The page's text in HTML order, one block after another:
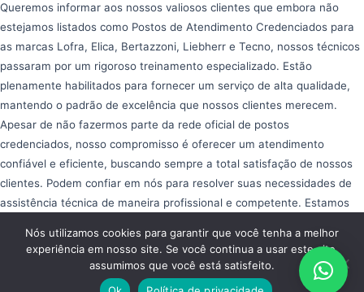
Queremos informar aos nossos valiosos clientes que embora não
estejamos listados como Postos de Atendimento Credenciados para
as marcas Lofra, Elica, Bertazzoni, Liebherr e Tecno, nossos técnicos
passaram por um rigoroso treinamento especializado. Estão
plenamente habilitados para fornecer um serviço de alta qualidade,
mantendo o padrão de excelência que nossos clientes merecem.
Apesar de não fazermos parte da rede oficial de postos
credenciados, nosso compromisso é oferecer um atendimento
confiável e eficiente, buscando sempre a total satisfação de nossos
clientes. Podem confiar em nós para resolver suas necessidades de
assistência técnica de maneira profissional e competente. Estamos
forma possível, proporcionando tranquilidade e eficiência em seu dia
Copyright © 2026 Assistência Fogão Importado
Nós utilizamos cookies para garantir que você tenha a melhor
experiência em nosso site. Se você continua a usar este site,
assumimos que você está satisfeito.